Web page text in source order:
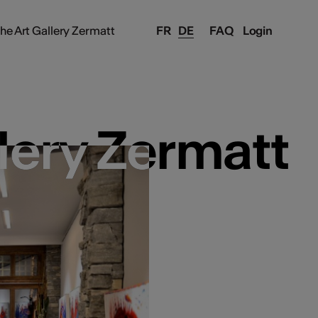
FAQ Login
FR DE
Art Gallery Zermatt
Zermatt
Zermatt